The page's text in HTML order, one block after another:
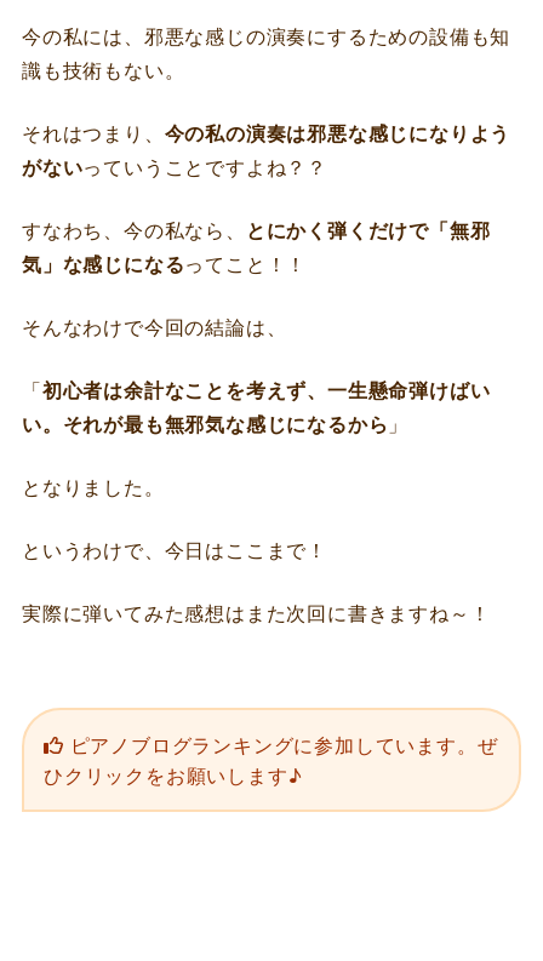
今の私には、邪悪な感じの演奏にするための設備も知
識も技術もない。
それはつまり、 今の私の演奏は邪悪な感じになりよう
がないっていうことですよね？？
すなわち、今の私なら、 とにかく弾くだけで「無邪
気」な感じになるってこと！！
そんなわけで今回の結論は、
「初心者は余計なことを考えず、一生懸命弾けばい
い。それが最も無邪気な感じになるから 」
となりました。
というわけで、今日はここまで！
実際に弾いてみた感想はまた次回に書きますね～！
ピアノブログランキングに参加しています。ぜ
ひクリックをお願いします♪